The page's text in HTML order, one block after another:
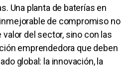
Una planta de baterías en
de compromiso no
valor del sector, sino con las
emprendedora que deben
global: la innovación, la